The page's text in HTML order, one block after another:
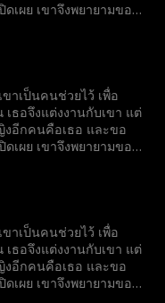
เผย เขาจึงพยายามขอ
าเป็นคนช่วยไว้ เพื่อ
ธอจึงแต่งงานกับเขา แต่
งอีกคนคือเธอ และขอ
เผย เขาจึงพยายามขอ
าเป็นคนช่วยไว้ เพื่อ
ธอจึงแต่งงานกับเขา แต่
งอีกคนคือเธอ และขอ
เผย เขาจึงพยายามขอ